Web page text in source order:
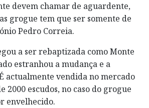
devem chamar de aguardente,
grogue tem que ser somente de
Pedro Correia.
a ser rebaptizada como Monte
estranhou a mudança e a
actualmente vendida no mercado
2000 escudos, no caso do grogue
envelhecido.